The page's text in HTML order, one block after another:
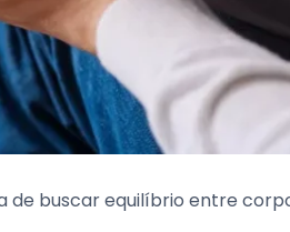
de buscar equilíbrio entre